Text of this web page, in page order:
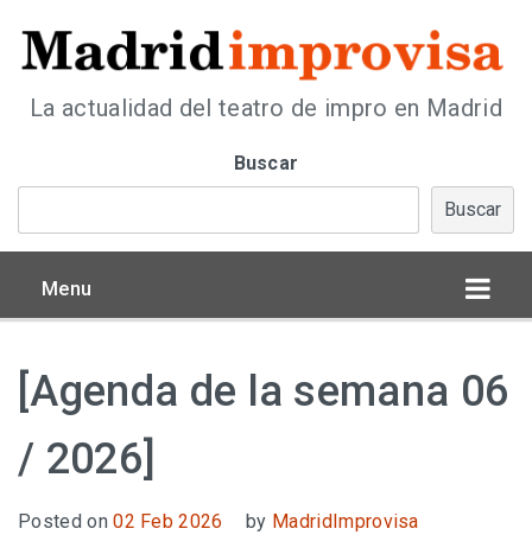
La actualidad del teatro de impro en Madrid
Buscar
Buscar
Menu
[Agenda de la semana 06
/ 2026]
Posted on02 Feb 2026 by MadridImprovisa